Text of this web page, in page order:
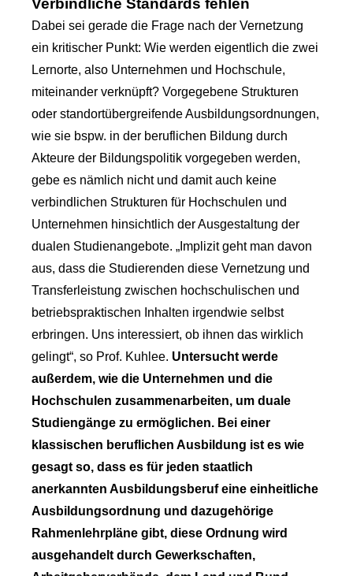
Verbindliche Standards fehlen
Dabei sei gerade die Frage nach der Vernetzung
ein kritischer Punkt: Wie werden eigentlich die zwei
Lernorte, also Unternehmen und Hochschule,
miteinander verknüpft? Vorgegebene Strukturen
oder standortübergreifende Ausbildungsordnungen,
wie sie bspw. in der beruflichen Bildung durch
Akteure der Bildungspolitik vorgegeben werden,
gebe es nämlich nicht und damit auch keine
verbindlichen Strukturen für Hochschulen und
Unternehmen hinsichtlich der Ausgestaltung der
dualen Studienangebote. „Implizit geht man davon
aus, dass die Studierenden diese Vernetzung und
Transferleistung zwischen hochschulischen und
betriebspraktischen Inhalten irgendwie selbst
erbringen. Uns interessiert, ob ihnen das wirklich
gelingt“, so Prof. Kuhlee. Untersucht werde
außerdem, wie die Unternehmen und die
Hochschulen zusammenarbeiten, um duale
Studiengänge zu ermöglichen. Bei einer
klassischen beruflichen Ausbildung ist es wie
gesagt so, dass es für jeden staatlich
anerkannten Ausbildungsberuf eine einheitliche
Ausbildungsordnung und dazugehörige
Rahmenlehrpläne gibt, diese Ordnung wird
ausgehandelt durch Gewerkschaften,